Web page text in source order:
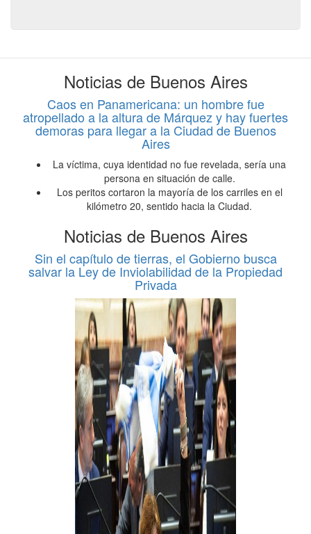
Noticias de Buenos Aires
Caos en Panamericana: un hombre fue
atropellado a la altura de Márquez y hay fuertes
demoras para llegar a la Ciudad de Buenos
Aires
La víctima, cuya identidad no fue revelada, sería una
persona en situación de calle.
Los peritos cortaron la mayoría de los carriles en el
kilómetro 20, sentido hacia la Ciudad.
Noticias de Buenos Aires
Sin el capítulo de tierras, el Gobierno busca
salvar la Ley de Inviolabilidad de la Propiedad
Privada